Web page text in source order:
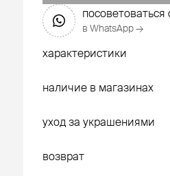
посоветоваться
в WhatsApp →
характеристики
наличие в магазинах
уход за украшениями
возврат